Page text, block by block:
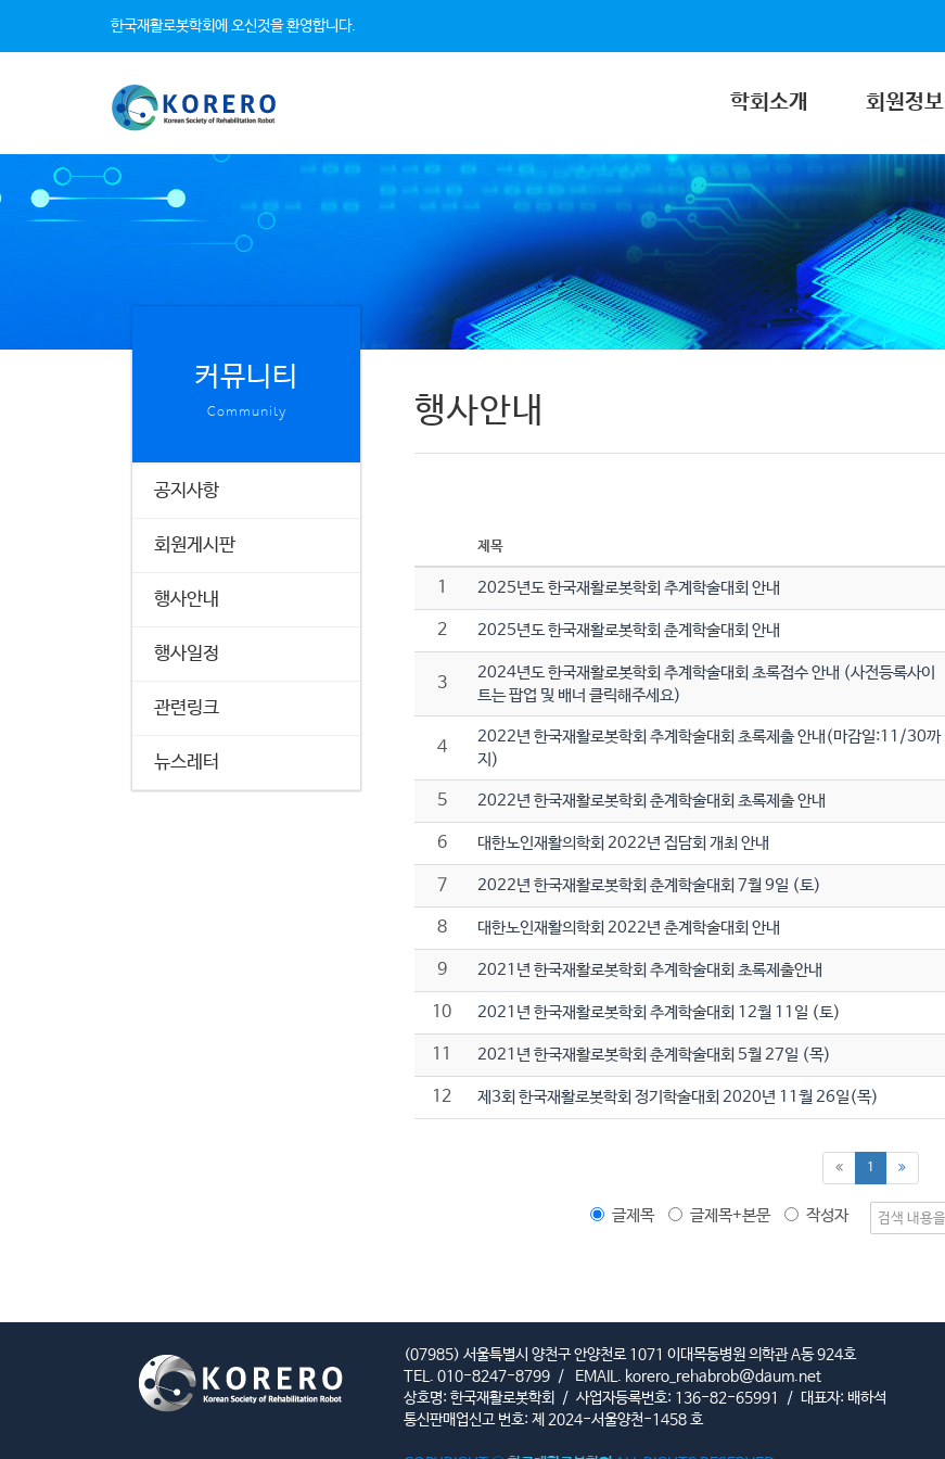
한국재활로봇학회에 오신것을 환영합니다.
학회소개 회원정보
커뮤니티
Community
공지사항
회원게시판
행사안내
행사일정
관련링크
뉴스레터
행사안내
제목
1 2025년도 한국재활로봇학회 추계학술대회 안내
2 2025년도 한국재활로봇학회 춘계학술대회 안내
3
2024년도 한국재활로봇학회 추계학술대회 초록접수 안내 (사전등록사이
트는 팝업 및 배너 클릭해주세요)
4
2022년 한국재활로봇학회 추계학술대회 초록제출 안내(마감일:11/30까
지)
5 2022년 한국재활로봇학회 춘계학술대회 초록제출 안내
6 대한노인재활의학회 2022년 집담회 개최 안내
7 2022년 한국재활로봇학회 춘계학술대회 7월 9일 (토)
8 대한노인재활의학회 2022년 춘계학술대회 안내
9 2021년 한국재활로봇학회 추계학술대회 초록제출안내
10 2021년 한국재활로봇학회 추계학술대회 12월 11일 (토)
11 2021년 한국재활로봇학회 춘계학술대회 5월 27일 (목)
12 제3회 한국재활로봇학회 정기학술대회 2020년 11월 26일(목)
1 (current)
글제목 글제목+본문 작성자
(07985) 서울특별시 양천구 안양천로 1071 이대목동병원 의학관 A동 924호
TEL. 010-8247-8799 / EMAIL. korero_rehabrob@daum.net
상호명: 한국재활로봇학회
/ 사업자등록번호: 136-82-65991 / 대표자: 배하석
통신판매업신고 번호: 제 2024-서울양천-1458 호